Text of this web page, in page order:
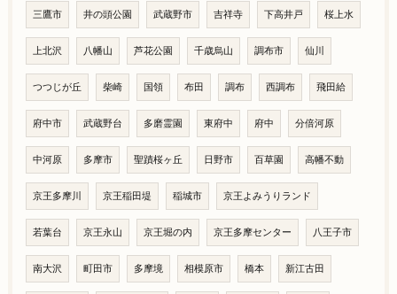
三鷹市 井の頭公園 武蔵野市 吉祥寺 下高井戸 桜上水
上北沢 八幡山 芦花公園 千歳烏山 調布市 仙川
つつじが丘 柴崎 国領 布田 調布 西調布 飛田給
府中市 武蔵野台 多磨霊園 東府中 府中 分倍河原
中河原 多摩市 聖蹟桜ヶ丘 日野市 百草園 高幡不動
京王多摩川 京王稲田堤 稲城市 京王よみうりランド
若葉台 京王永山 京王堀の内 京王多摩センター 八王子市
南大沢 町田市 多摩境 相模原市 橋本 新江古田